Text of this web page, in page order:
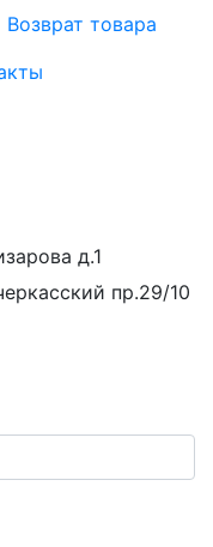
Возврат товара
д.1
пр.29/10